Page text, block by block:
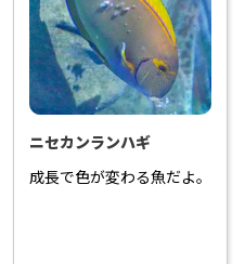
ニセカンランハギ
成長で色が変わる魚だよ。